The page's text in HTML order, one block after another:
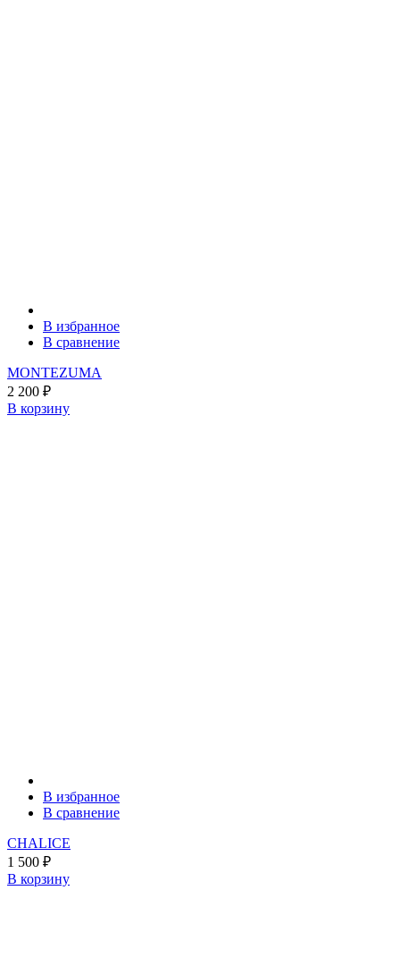
В избранное
В сравнение
MONTEZUMA
2 200 ₽
В корзину
В избранное
В сравнение
CHALICE
1 500 ₽
В корзину